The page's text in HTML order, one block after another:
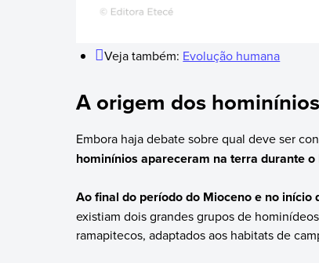
Veja também: Evolução humana
A origem dos hominínios
Embora haja debate sobre qual deve ser
hominínios apareceram na terra durante
Ao final do período do Mioceno e no início
existiam dois grandes grupos de
ramapitecos, adaptados aos habitats de